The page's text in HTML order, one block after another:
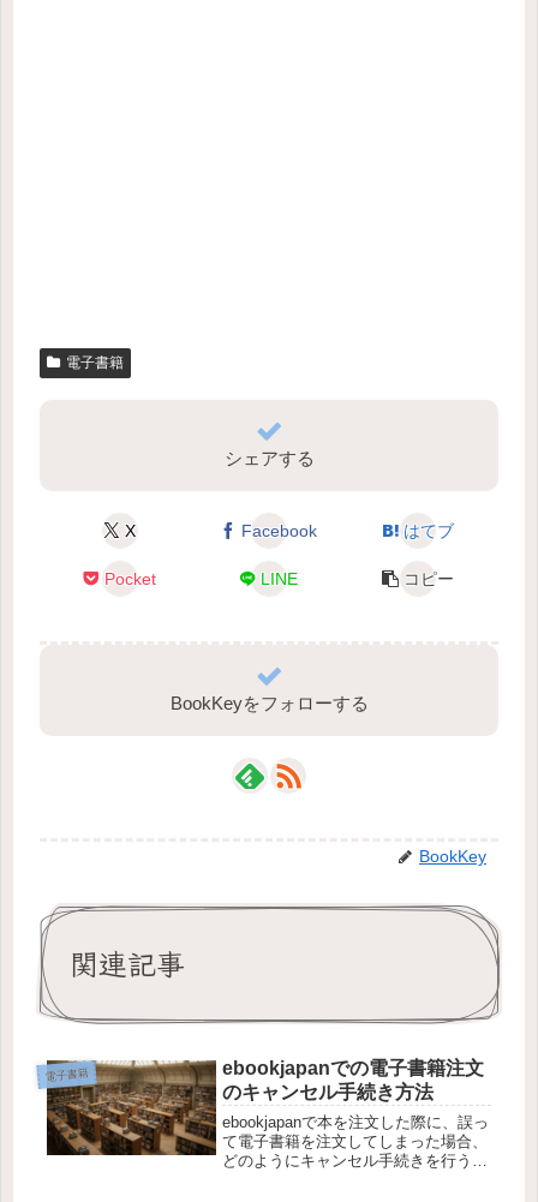
電子書籍
シェアする
X Facebook はてブ
Pocket LINE コピー
BookKeyをフォローする
BookKey
関連記事
電子書籍
ebookjapanでの電子書籍注文
のキャンセル手続き方法
ebookjapanで本を注文した際に、誤っ
て電子書籍を注文してしまった場合、
どのようにキャンセル手続きを行うべ